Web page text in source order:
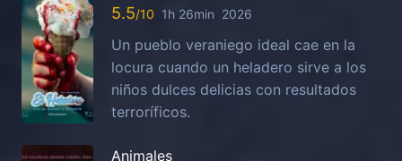
5.5 1h 26min 2026
Un pueblo veraniego ideal cae en la
locura cuando un heladero sirve a los
niños dulces delicias con resultados
terroríficos.
Animales